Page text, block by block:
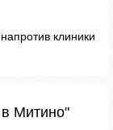
клиники
Митино"